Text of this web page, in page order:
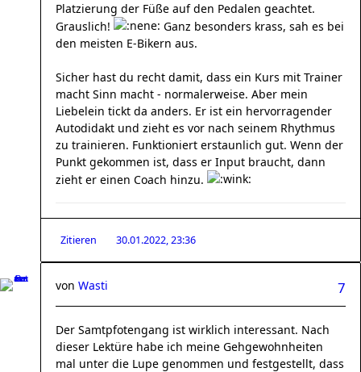
Platzierung der Füße auf den Pedalen geachtet.
Grauslich!
Ganz besonders krass, sah es bei
den meisten E-Bikern aus.
Sicher hast du recht damit, dass ein Kurs mit Trainer
macht Sinn macht - normalerweise. Aber mein
Liebelein tickt da anders. Er ist ein hervorragender
Autodidakt und zieht es vor nach seinem Rhythmus
zu trainieren. Funktioniert erstaunlich gut. Wenn der
Punkt gekommen ist, dass er Input braucht, dann
zieht er einen Coach hinzu.
Zitieren 30.01.2022, 23:36
7
von Wasti
Der Samtpfotengang ist wirklich interessant. Nach
dieser Lektüre habe ich meine Gehgewohnheiten
mal unter die Lupe genommen und festgestellt, dass